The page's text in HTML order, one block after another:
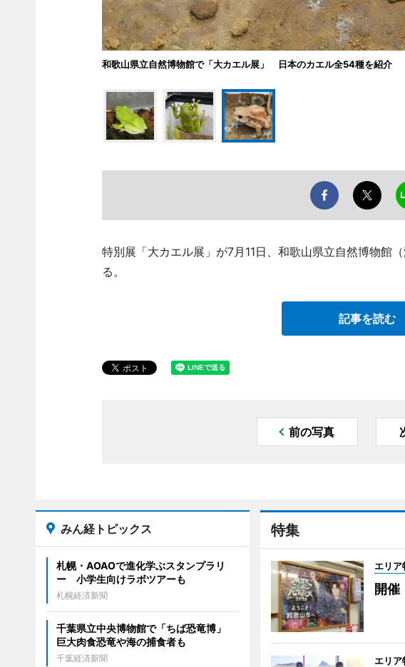
和歌山県立自然博物館で「大カエル展」 日本のカエル全54種を紹介
特別展「大カエル展」が7月11日、和歌山県立自然博物館
る。
記事を読む
前の写真
特集
エリア
開催
エリア
みん経トピックス
札幌・AOAOで進化学ぶスタンプラリ
ー 小学生向けラボツアーも
札幌経済新聞
千葉県立中央博物館で「ちば恐竜博」
巨大肉食恐竜や海の捕食者も
千葉経済新聞